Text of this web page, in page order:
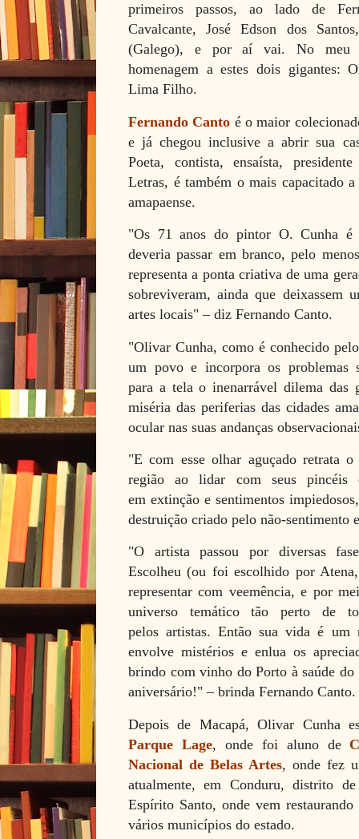
primeiros passos, ao lado de
Cavalcante, José Edson dos
(Galego), e por aí vai. No meu
homenagem a estes dois gigantes:
Lima Filho.
Fernando Canto é o maior
e já chegou inclusive a abrir sua
Poeta, contista, ensaísta,
Letras, é também o mais capacitado
amapaense.
"Os 71 anos do pintor O. Cunha é
deveria passar embranco, pelo
representa a ponta criativa de uma
sobreviveram, ainda que
artes locais"– diz Fernando Canto.
"Olivar Cunha, como é conhecido
um povo e incorpora os problemas
para a tela o inenarrável dilema das
miséria das periferias das cidades
ocular nas suas andanças
"E com esse olhar aguçado retrata
região ao lidar com seus
emextinção e sentimentos
destruição criado pelo não-sentimento
"O artista passou por diversas
Escolheu (ou foiescolhido por
representar com veemência, e por
universo temático tão perto de
pelosartistas. Então sua vida é um
envolve mistérios e enlua os
brindo com vinho do Porto à saúde
aniversário!"– brinda Fernando Canto.
Depois de Macapá, Olivar Cunha
Parque Lage, onde foi aluno de
Nacional de Belas Artes, onde fez
atualmente, em Conduru, distrito
Espírito Santo, onde vem
vários municípios do estado.